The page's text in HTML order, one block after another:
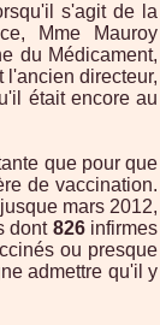
s'agit de la
Mme Mauroy
du Médicament,
l'ancien directeur,
était encore au
que pour que
de vaccination.
mars 2012,
dont 826infirmes
ou presque
admettre qu'il y